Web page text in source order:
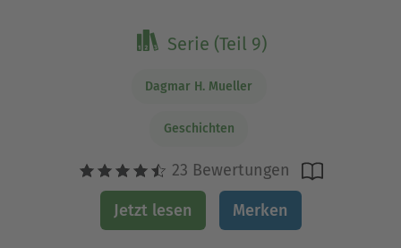
Serie (Teil 9)
Dagmar H. Mueller
Geschichten
23 Bewertungen
Jetzt lesen Merken